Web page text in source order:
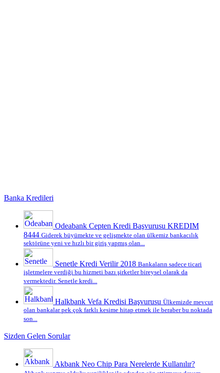
Banka Kredileri
Odeabank Cepten Kredi Başvurusu KREDIM
8444 Giderek büyümekte ve gelişmekte olan ülkemiz bankacılık
sektörüne yeni ve hızlı bir giriş yapmış olan...
Senetle Kredi Verilir 2018 Bankaların sadece ticari
işletmelere verdiği bu hizmeti bazı şirketler bireysel olarak da
vermektedir. Senetle kredi...
Halkbank Vefa Kredisi Başvurusu Ülkemizde mevcut
olan bankalar pek çok farklı kesime hitap etmek ile beraber bu noktada
son...
Sizden Gelen Sorular
Akbank Neo Chip Para Nerelerde Kullanılır?